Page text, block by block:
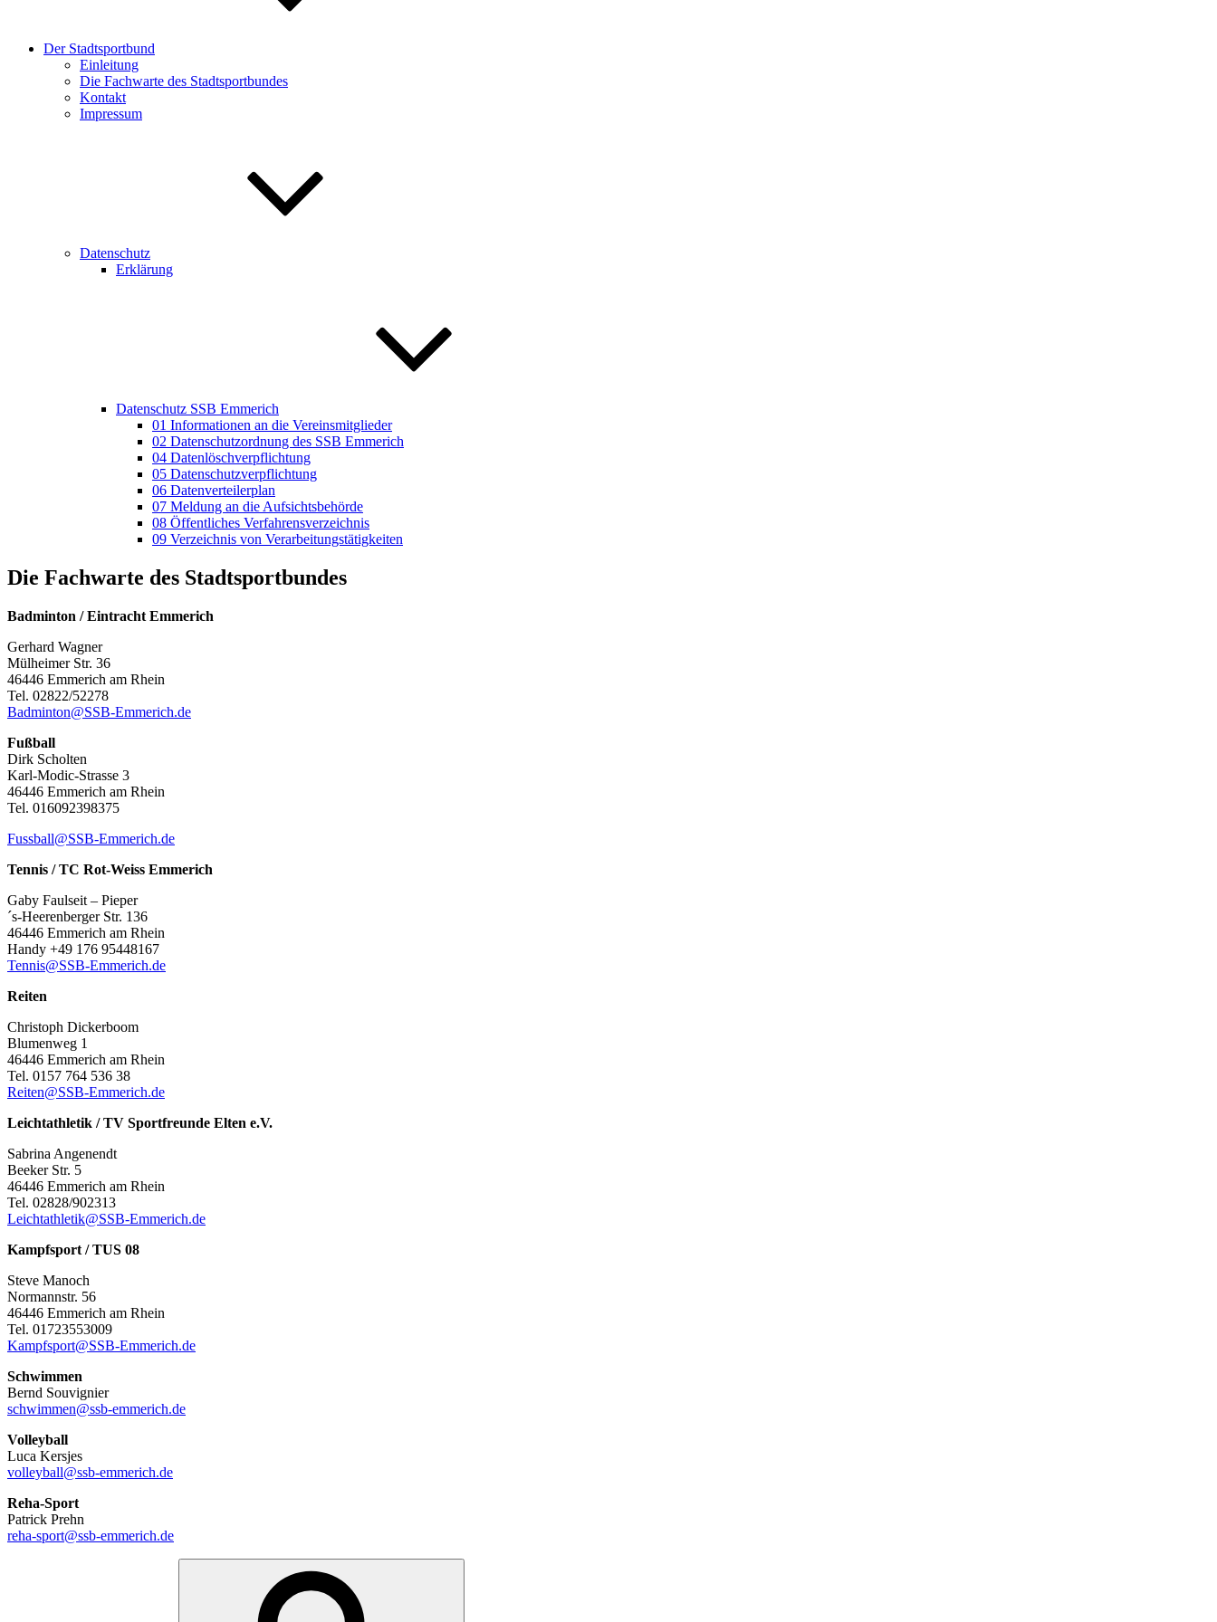
Der Stadtsportbund
Einleitung
Die Fachwarte des Stadtsportbundes
Kontakt
Impressum
Datenschutz
Erklärung
Datenschutz SSB Emmerich
01 Informationen an die Vereinsmitglieder
02 Datenschutzordnung des SSB Emmerich
04 Datenlöschverpflichtung
05 Datenschutzverpflichtung
06 Datenverteilerplan
07 Meldung an die Aufsichtsbehörde
08 Öffentliches Verfahrensverzeichnis
09 Verzeichnis von Verarbeitungstätigkeiten
Die Fachwarte des Stadtsportbundes
Badminton / Eintracht Emmerich
Gerhard Wagner
Mülheimer Str. 36
46446 Emmerich am Rhein
Tel. 02822/52278
Badminton@SSB-Emmerich.de
Fußball
Dirk Scholten
Karl-Modic-Strasse 3
46446 Emmerich am Rhein
Tel. 016092398375
Fussball@SSB-Emmerich.de
Tennis / TC Rot-Weiss Emmerich
Gaby Faulseit – Pieper
´s-Heerenberger Str. 136
46446 Emmerich am Rhein
Handy +49 176 95448167
Tennis@SSB-Emmerich.de
Reiten
Christoph Dickerboom
Blumenweg 1
46446 Emmerich am Rhein
Tel. 0157 764 536 38
Reiten@SSB-Emmerich.de
Leichtathletik / TV Sportfreunde Elten e.V.
Sabrina Angenendt
Beeker Str. 5
46446 Emmerich am Rhein
Tel. 02828/902313
Leichtathletik@SSB-Emmerich.de
Kampfsport / TUS 08
Steve Manoch
Normannstr. 56
46446 Emmerich am Rhein
Tel. 01723553009
Kampfsport@SSB-Emmerich.de
Schwimmen
Bernd Souvignier
schwimmen@ssb-emmerich.de
Volleyball
Luca Kersjes
volleyball@ssb-emmerich.de
Reha-Sport
Patrick Prehn
reha-sport@ssb-emmerich.de